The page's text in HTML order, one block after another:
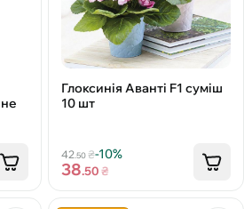
Глоксинія Аванті F1 суміш
10 шт
42.50 ₴-10%
38.50₴